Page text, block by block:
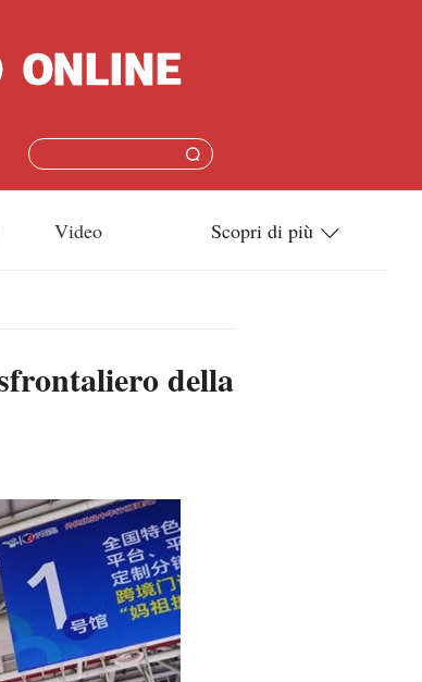
Video Scopri di più
della